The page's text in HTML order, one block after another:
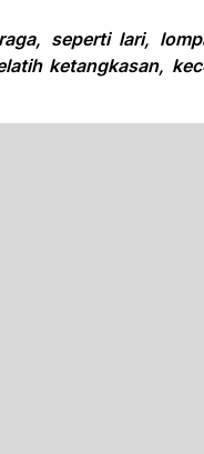
seperti lari,
ketangkasan,